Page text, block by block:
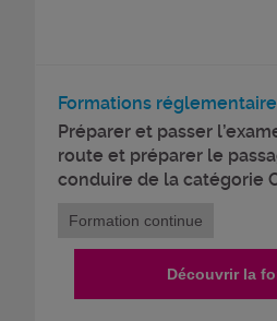
Formations
Préparer et passer
route et préparer le
conduire de la catégorie
Formation continue
Découvrir la